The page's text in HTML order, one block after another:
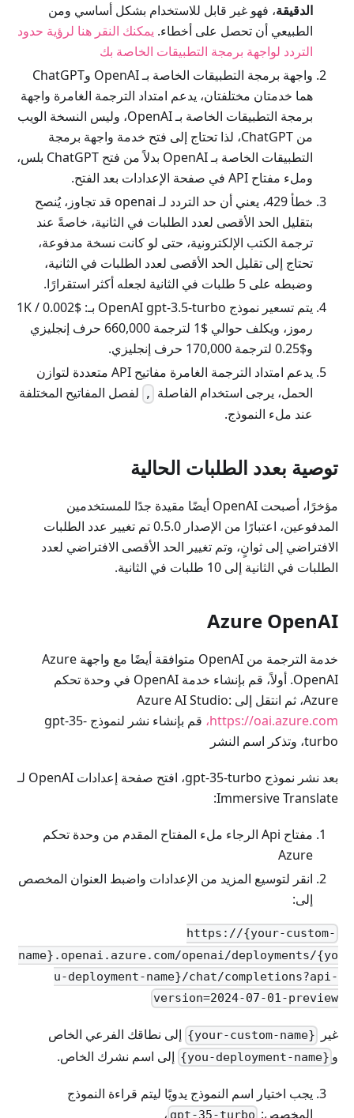
الدقيقة، فهو غير قابل للاستخدام بشكل أساسي ومن
الطبيعي أن تحصل على أخطاء. يمكنك النقر هنا لرؤية حدود
التردد لواجهة برمجة التطبيقات الخاصة بك
واجهة برمجة التطبيقات الخاصة بـ OpenAI وChatGPT
هما خدمتان مختلفتان، يدعم امتداد الترجمة الغامرة واجهة
برمجة التطبيقات الخاصة بـ OpenAI، وليس النسخة الويب
من ChatGPT، لذا تحتاج إلى فتح خدمة واجهة برمجة
التطبيقات الخاصة بـ OpenAI بدلاً من فتح ChatGPT بلس،
وملء مفتاح API في صفحة الإعدادات بعد الفتح.
خطأ 429، يعني أن حد التردد لـ openai قد تجاوز، يُنصح
بتقليل الحد الأقصى لعدد الطلبات في الثانية، خاصةً عند
ترجمة الكتب الإلكترونية، حتى لو كانت نسخة مدفوعة،
تحتاج إلى تقليل الحد الأقصى لعدد الطلبات في الثانية،
وضبطه على 5 طلبات في الثانية لجعله أكثر استقرارًا.
يتم تسعير نموذج OpenAI gpt-3.5-turbo بـ: $0.002 / 1K
رموز، ويكلف حوالي $1 لترجمة 660,000 حرف إنجليزي
و$0.25 لترجمة 170,000 حرف إنجليزي.
يدعم امتداد الترجمة الغامرة مفاتيح API متعددة لتوازن
الحمل، يرجى استخدام الفاصلة
,
لفصل المفاتيح المختلفة
عند ملء النموذج.
توصية بعدد الطلبات الحالية
مؤخرًا، أصبحت OpenAI أيضًا مقيدة جدًا للمستخدمين
المدفوعين، اعتبارًا من الإصدار 0.5.0 تم تغيير عدد الطلبات
الافتراضي إلى ثوانٍ، وتم تغيير الحد الأقصى الافتراضي لعدد
الطلبات في الثانية إلى 10 طلبات في الثانية.
Azure OpenAI
خدمة الترجمة من OpenAI متوافقة أيضًا مع واجهة Azure
OpenAI. أولاً، قم بإنشاء خدمة OpenAI في وحدة تحكم
Azure، ثم انتقل إلى Azure AI Studio:
https://oai.azure.com،
قم بإنشاء نشر لنموذج gpt-35-
turbo، وتذكر اسم النشر
بعد نشر نموذج gpt-35-turbo، افتح صفحة إعدادات OpenAI لـ
Immersive Translate:
مفتاح Api الرجاء ملء المفتاح المقدم من وحدة تحكم
Azure
انقر لتوسيع المزيد من الإعدادات واضبط العنوان المخصص
إلى:
https://{your-custom-
name}.openai.azure.com/openai/deployments/{yo
u-deployment-name}/chat/completions?api-
version=2024-07-01-preview
غير {your-custom-name}
إلى نطاقك الفرعي الخاص
و {you-deployment-name} إلى اسم نشرك الخاص.
يجب اختيار اسم النموذج يدويًا ليتم قراءة النموذج
المخصص: gpt-35-turbo ،